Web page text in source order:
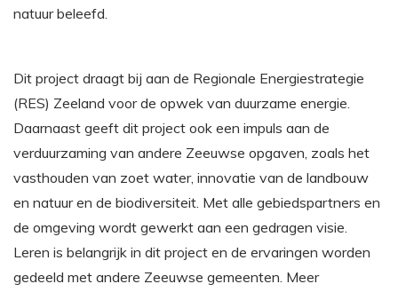
natuur beleefd.
Dit project draagt bij aan de Regionale Energiestrategie
(RES) Zeeland voor de opwek van duurzame energie.
Daarnaast geeft dit project ook een impuls aan de
verduurzaming van andere Zeeuwse opgaven, zoals het
vasthouden van zoet water, innovatie van de landbouw
en natuur en de biodiversiteit. Met alle gebiedspartners en
de omgeving wordt gewerkt aan een gedragen visie.
Leren is belangrijk in dit project en de ervaringen worden
gedeeld met andere Zeeuwse gemeenten. Meer